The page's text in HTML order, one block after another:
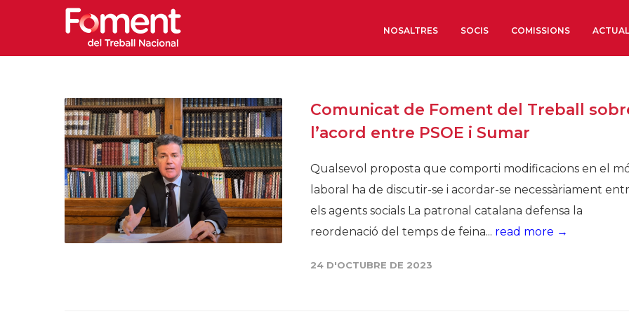
NOSALTRES
Òrgans de Govern
Òrgans Consultius
Estructura Executiva
Institut d’Estudis
Societat Barcelonesa
Econòmics i Socials
SOCIS COMISSIONS
Comunicat de Foment del Treball
l’acord entre PSOE i Sumar
Qualsevol proposta que comporti modificacions en el
laboral ha de discutir-se i acordar-se necessàriament
els agents socials La patronal catalana defensa la
reordenació del temps de feina... read more →
24 D'OCTUBRE DE 2023